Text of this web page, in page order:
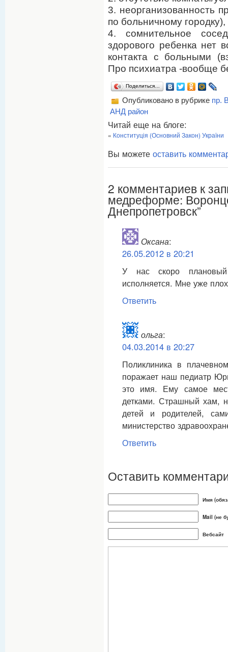
3. неорганизованность
по больничному городку),
4. сомнительное
здорового ребенка нет
контакта с больными
Про психиатра -вообще
Поделиться…
Опубликовано в рубрике пр.
АНД район
Читай еще на блоге:
« Конституція (Основний Закон) України
Вы можете оставить
2 комментариев к
медреформе:
Днепропетровск”
Оксана:
26.05.2012 в 20:21
У нас скоро
исполняется. Мне уже
Ответить
ольга:
04.03.2014 в 20:27
Поликлиника в
поражает наш педиатр
это имя. Ему самое
детками. Страшный хам,
детей и родителей,
министерство
Ответить
Оставить
Имя
Mail (не
Вебсайт